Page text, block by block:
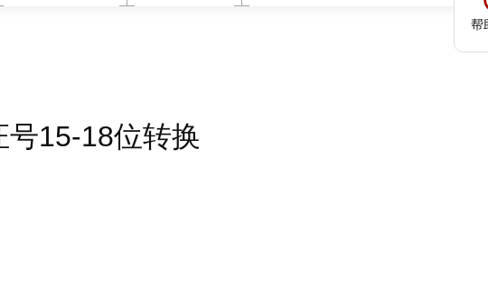
帮
号15-18位转换